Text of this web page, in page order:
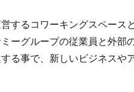
するコワーキングスペース
ーグループの従業員と外部
る事で、新しいビジネスや